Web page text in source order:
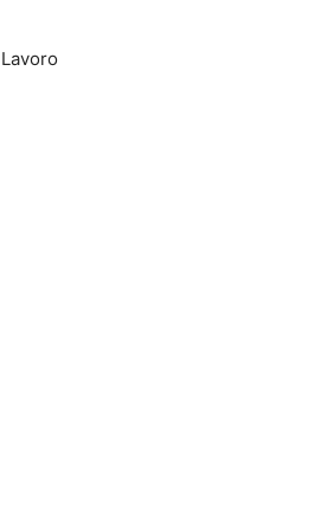
Lavoro